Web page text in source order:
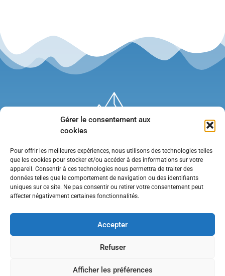
Gérer le consentement aux
cookies
Pour offrir les meilleures expériences, nous utilisons des technologies telles
que les cookies pour stocker et/ou accéder à des informations sur votre
appareil. Consentir à ces technologies nous permettra de traiter des
données telles que le comportement de navigation ou des identifiants
uniques sur ce site. Ne pas consentir ou retirer votre consentement peut
affecter négativement certaines fonctionnalités.
Accepter
Refuser
Afficher les préférences
•Contact